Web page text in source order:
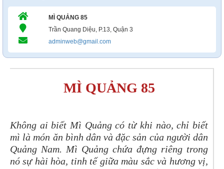
MÌ QUẢNG 85
Trần Quang Diệu, P.13, Quận 3
adminweb@gmail.com
MÌ QUẢNG 85
Không ai biết Mì Quảng có từ khi nào, chỉ biết
mì là món ăn bình dân và đặc sản của người dân
Quảng Nam. Mì Quảng chứa đựng riêng trong
nó sự hài hòa, tinh tế giữa màu sắc và hương vị,